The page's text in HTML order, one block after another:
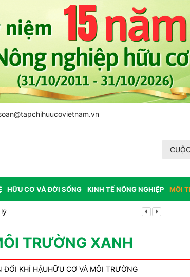
HỮU CƠ VÀ ĐỜI SỐNG KINH TẾ NÔNG NGHIỆP MÔI
Mùa xanh trên
TRƯỜNG XANH
ĐỔI KHÍ HẬUHỮU CƠ VÀ MÔI TRƯỜNG